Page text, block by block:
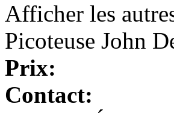
Afficher les
Picoteuse John
Prix:
Contact: